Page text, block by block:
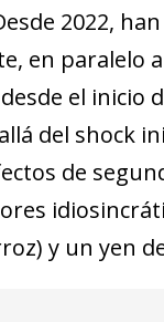
2022,
en
el inicio
del shock
de
y un yen